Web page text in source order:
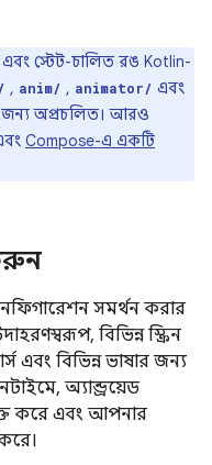
স্টেট-চালিত রঙ Kotlin-
, anim/ , animator/ এবং
জন্য অপ্রচলিত। আরও
Compose-এ একটি
সমর্থন করার
বিভিন্ন স্ক্রিন
এবং বিভিন্ন ভাষার জন্য
অ্যান্ড্রয়েড
করে এবং আপনার